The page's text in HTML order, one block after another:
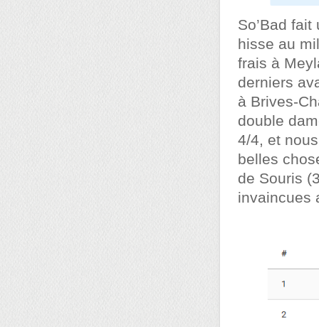
So’Bad
hisse au
frais à
derniers
à Brives-
double
4/4, et
belles
de Souris
invaincues